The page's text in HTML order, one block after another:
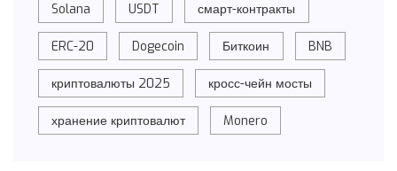
Solana USDT смарт-контракты
ERC-20 Dogecoin Биткоин BNB
криптовалюты 2025 кросс-чейн мосты
хранение криптовалют Monero